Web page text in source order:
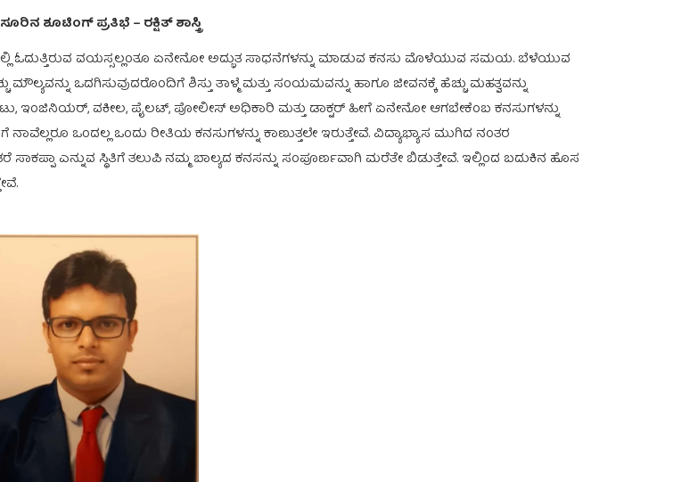
ಶೂಟಿಂಗ್ ಪ್ರತಿಭೆ – ರಕ್ಷಿತ್ ಶಾಸ್ತ್ರಿ
ಓದುತ್ತಿರುವ ವಯಸ್ಸಲ್ಲಂತೂ ಏನೇನೋ ಅದ್ಭುತ ಸಾಧನೆಗಳನ್ನು ಮಾಡುವ ಕನಸು ಮೊಳೆಯುವ ಸಮಯ. ಬೆಳೆಯುವ
ಒದಗಿಸುವುದರೊಂದಿಗೆ ಶಿಸ್ತು ತಾಳ್ಮೆ ಮತ್ತು ಸಂಯಮವನ್ನು ಹಾಗೂ ಜೀವನಕ್ಕೆ ಹೆಚ್ಚು ಮಹತ್ವವನ್ನು
ಇಂಜಿನಿಯರ್, ವಕೀಲ, ಪೈಲಟ್, ಪೋಲೀಸ್ ಅಧಿಕಾರಿ ಮತ್ತು ಡಾಕ್ಟರ್ ಹೀಗೆ ಏನೇನೋ ಆಗಬೇಕೆಂಬ ಕನಸುಗಳನ್ನು
ಒಂದಲ್ಲ ಒಂದು ರೀತಿಯ ಕನಸುಗಳನ್ನು ಕಾಣುತ್ತಲೇ ಇರುತ್ತೇವೆ. ವಿದ್ಯಾಭ್ಯಾಸ ಮುಗಿದ ನಂತರ
ಎನ್ನುವ ಸ್ಥಿತಿಗೆ ತಲುಪಿ ನಮ್ಮ ಬಾಲ್ಯದ ಕನಸನ್ನು ಸಂಪೂರ್ಣವಾಗಿ ಮರೆತೇ ಬಿಡುತ್ತೇವೆ. ಇಲ್ಲಿಂದ ಬದುಕಿನ ಹೊಸ